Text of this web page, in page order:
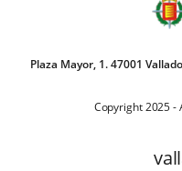
Plaza Mayor, 1. 47001
Copyright 2025 -